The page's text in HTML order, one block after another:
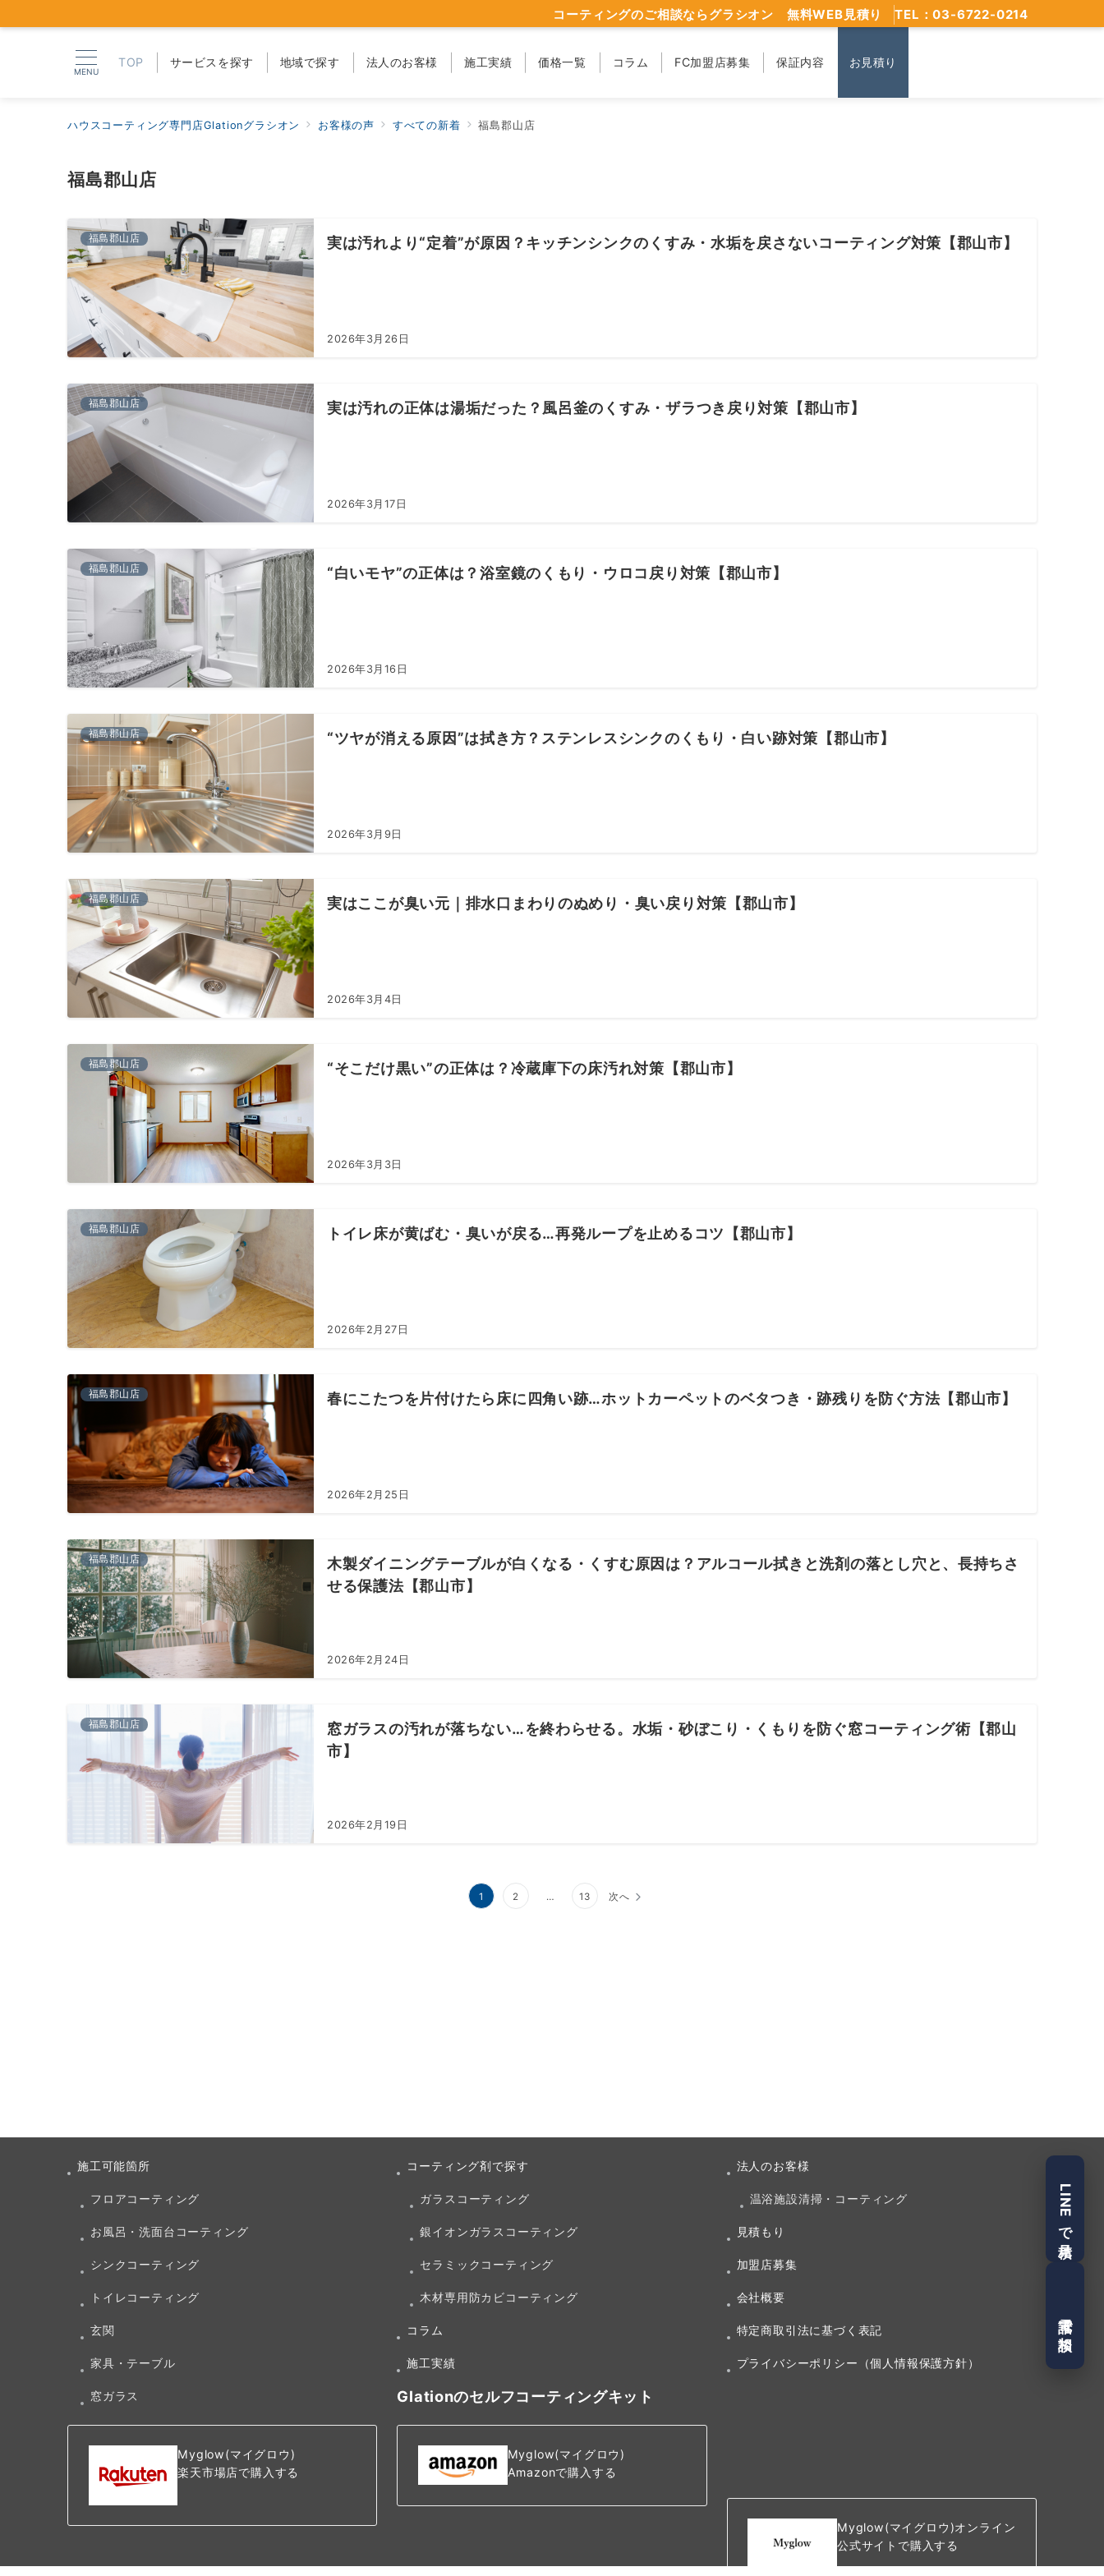
MENU
TOP サービスを探す 地域で探す 法人のお客様 施工実績 価格一覧 コラム FC加盟店募集 保証内容 お見積り
コーティングのご相談ならグラシオン 無料WEB見積り TEL：03-6722-0214
ハウスコーティング専門店Glationグラシオン お客様の声 すべての新着 福島郡山店
福島郡山店
福島郡山店 実は汚れより“定着”が原因？キッチンシンクのくすみ・水垢を戻さないコーティング対策【郡山市】
2026年3月26日
福島郡山店 実は汚れの正体は湯垢だった？風呂釜のくすみ・ザラつき戻り対策【郡山市】
2026年3月17日
福島郡山店 “白いモヤ”の正体は？浴室鏡のくもり・ウロコ戻り対策【郡山市】
2026年3月16日
福島郡山店 “ツヤが消える原因”は拭き方？ステンレスシンクのくもり・白い跡対策【郡山市】
2026年3月9日
福島郡山店 実はここが臭い元｜排水口まわりのぬめり・臭い戻り対策【郡山市】
2026年3月4日
福島郡山店 “そこだけ黒い”の正体は？冷蔵庫下の床汚れ対策【郡山市】
2026年3月3日
福島郡山店 トイレ床が黄ばむ・臭いが戻る…再発ループを止めるコツ【郡山市】
2026年2月27日
福島郡山店 春にこたつを片付けたら床に四角い跡…ホットカーペットのベタつき・跡残りを防ぐ方法【郡山市】
2026年2月25日
福島郡山店
木製ダイニングテーブルが白くなる・くすむ原因は？アルコール拭きと洗剤の落とし穴と、長持ちさ
せる保護法【郡山市】
2026年2月24日
福島郡山店
窓ガラスの汚れが落ちない…を終わらせる。水垢・砂ぼこり・くもりを防ぐ窓コーティング術【郡山
市】
2026年2月19日
1 2 … 13 次へ
施工可能箇所
フロアコーティング
お風呂・洗面台コーティング
シンクコーティング
トイレコーティング
玄関
家具・テーブル
窓ガラス
Myglow(マイグロウ)
楽天市場店で購入する
コーティング剤で探す
ガラスコーティング
銀イオンガラスコーティング
セラミックコーティング
木材専用防カビコーティング
コラム
施工実績
Glationのセルフコーティングキット
Myglow(マイグロウ)
Amazonで購入する
法人のお客様
温浴施設清掃・コーティング
見積もり
加盟店募集
会社概要
特定商取引法に基づく表記
プライバシーポリシー（個人情報保護方針）
Myglow(マイグロウ)オンライン
公式サイトで購入する
LINEで見積
電話で相談